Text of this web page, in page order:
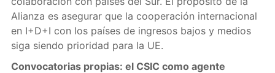
Alianza es asegurar que la cooperación internacional
en I+D+I con los países de ingresos bajos y medios
siga siendo prioridad para la UE.
Convocatorias propias: el CSIC como agente